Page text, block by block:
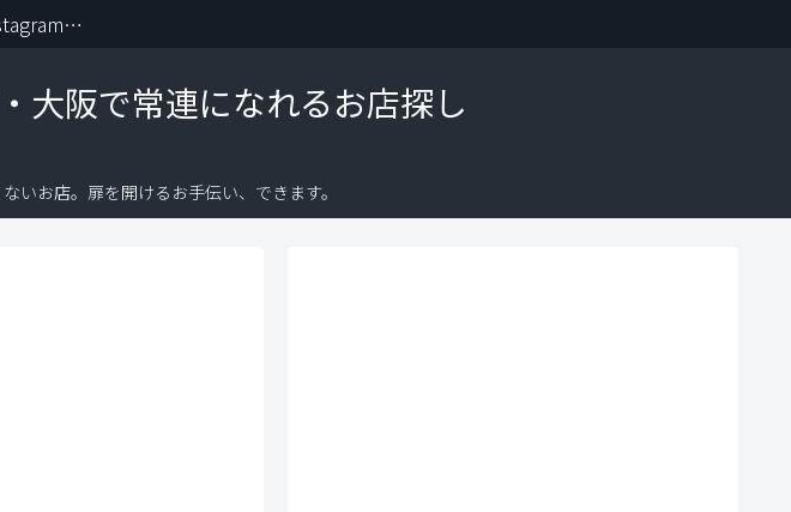
大阪で常連になれるお店探し
いお店。扉を開けるお手伝い、できます。
更新情報はInstagramから